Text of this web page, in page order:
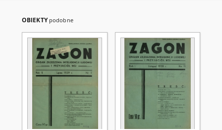
OBIEKTY podobne